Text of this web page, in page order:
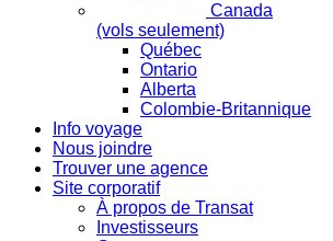
Canada
(vols seulement)
Québec
Ontario
Alberta
Colombie-Britannique
Info voyage
Nous joindre
Trouver une agence
Site corporatif
À propos de Transat
Investisseurs